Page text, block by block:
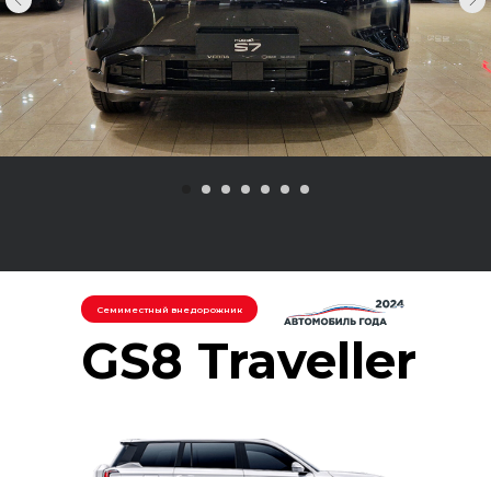
GS8 Traveller
Семиместный внедорожник